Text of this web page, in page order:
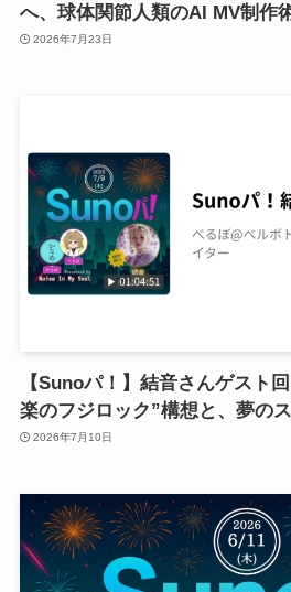
へ、球体関節人類のAI MV制作
2026年7月23日
【Sunoパ！】結音さんゲスト
楽のフジロック”構想と、夢の
2026年7月10日